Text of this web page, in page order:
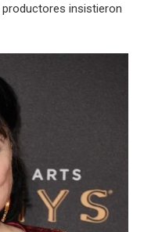
insistieron